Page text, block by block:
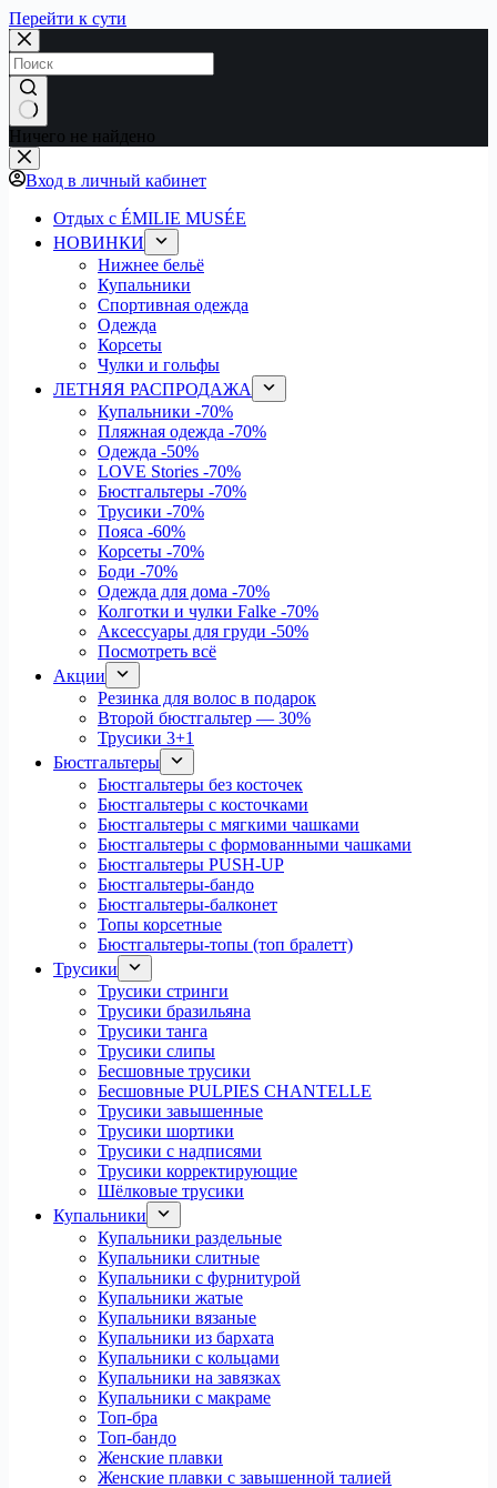
Перейти к сути
Ничего не найдено
Вход в личный кабинет
Отдых с ÉMILIE MUSÉE
НОВИНКИ
Нижнее бельё
Купальники
Спортивная одежда
Одежда
Корсеты
Чулки и гольфы
ЛЕТНЯЯ РАСПРОДАЖА
Купальники -70%
Пляжная одежда -70%
Одежда -50%
LOVE Stories -70%
Бюстгальтеры -70%
Трусики -70%
Пояса -60%
Корсеты -70%
Боди -70%
Одежда для дома -70%
Колготки и чулки Falke -70%
Аксессуары для груди -50%
Посмотреть всё
Акции
Резинка для волос в подарок
Второй бюстгальтер — 30%
Трусики 3+1
Бюстгальтеры
Бюстгальтеры без косточек
Бюстгальтеры с косточками
Бюстгальтеры с мягкими чашками
Бюстгальтеры с формованными чашками
Бюстгальтеры PUSH-UP
Бюстгальтеры-бандо
Бюстгальтеры-балконет
Топы корсетные
Бюстгальтеры-топы (топ бралетт)
Трусики
Трусики стринги
Трусики бразильяна
Трусики танга
Трусики слипы
Бесшовные трусики
Бесшовные PULPIES CHANTELLE
Трусики завышенные
Трусики шортики
Трусики с надписями
Трусики корректирующие
Шёлковые трусики
Купальники
Купальники раздельные
Купальники слитные
Купальники с фурнитурой
Купальники жатые
Купальники вязаные
Купальники из бархата
Купальники с кольцами
Купальники на завязках
Купальники с макраме
Топ-бра
Топ-бандо
Женские плавки
Женские плавки с завышенной талией